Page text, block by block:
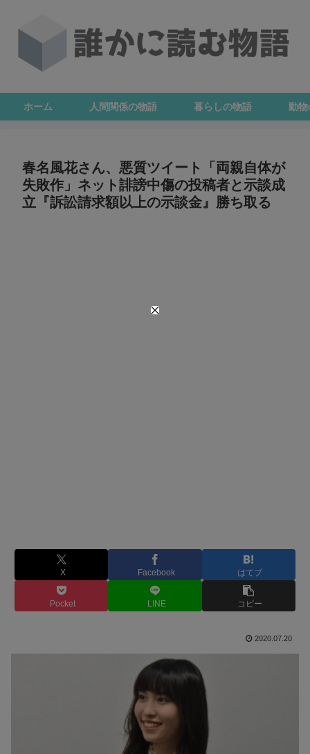
ホーム 人間関係の物語 暮らしの物語 動
春名風花さん、悪質ツイート「両親自体が
失敗作」ネット誹謗中傷の投稿者と示談成
立『訴訟請求額以上の示談金』勝ち取る
X Facebook はてブ
Pocket LINE コピー
2020.07.20